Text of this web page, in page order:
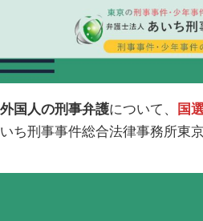
外国人の刑事弁護について、 国
ち刑事事件総合法律事務所東